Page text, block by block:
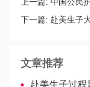
下一篇: 赴美生子
文章推荐
赴美生子过程风险你